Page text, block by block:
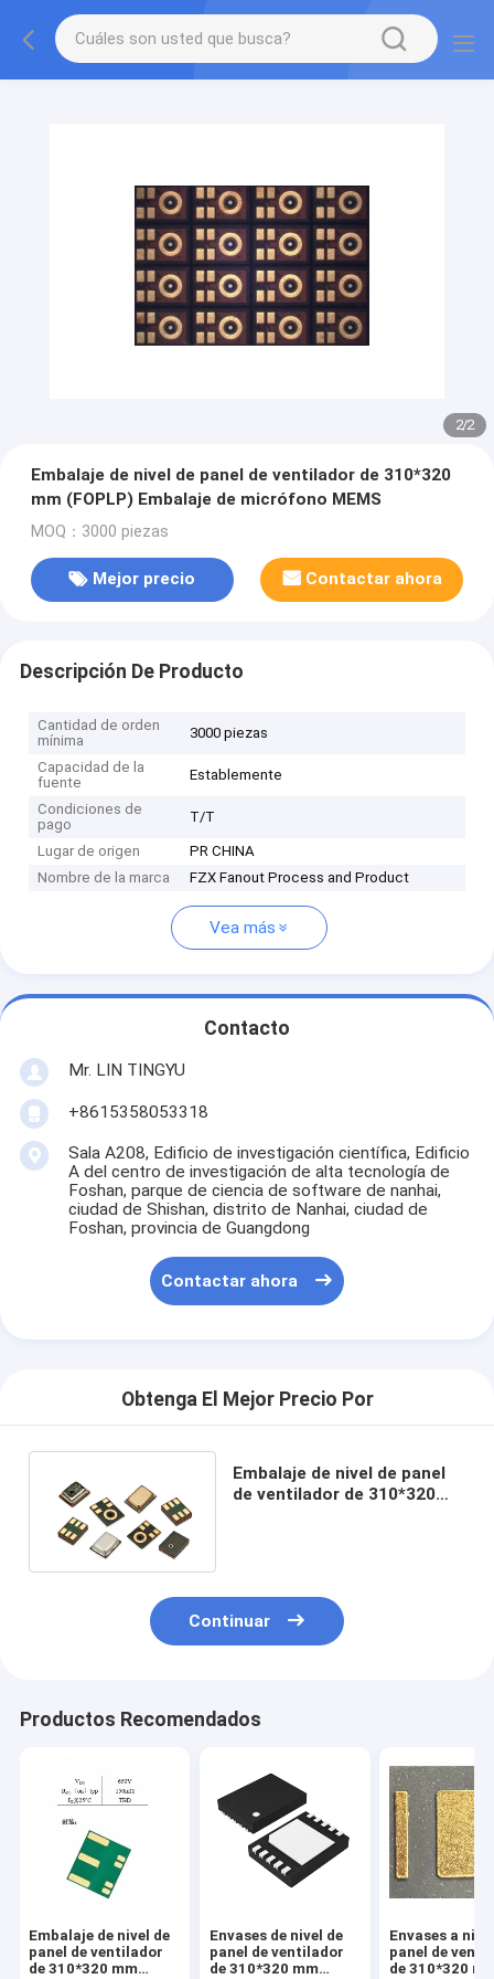
2/2
Embalaje de nivel de panel de ventilador de 310*320
mm (FOPLP) Embalaje de micrófono MEMS
MOQ：3000 piezas
Mejor precio Contactar ahora
Descripción De Producto
Cantidad de orden
mínima
3000 piezas
Capacidad de la
fuente
Establemente
Condiciones de
pago
T/T
Lugar de origen
PR CHINA
Nombre de la marca
FZX Fanout Process and Product
Vea más
Contacto
Mr. LIN TINGYU
+8615358053318
Sala A208, Edificio de investigación científica, Edificio
A del centro de investigación de alta tecnología de
Foshan, parque de ciencia de software de nanhai,
ciudad de Shishan, distrito de Nanhai, ciudad de
Foshan, provincia de Guangdong
Contactar ahora
Obtenga El Mejor Precio Por
Embalaje de nivel de panel
de ventilador de 310*320
Continuar
Productos Recomendados
Embalaje de nivel de
panel de ventilador
de 310*320 mm
Envases de nivel de
panel de ventilador
de 310*320 mm
Envases a
panel de
de 310*320